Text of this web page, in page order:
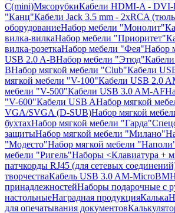
C(mini)МясорубкиКабели HDMI-A - DVI-
"Канц"Кабели Jack 3.5 mm - 2xRCA
оборудованиеНабор мебели "Монолит"
вилка-вилкаНабор мебели "Приоритет"
вилка-розеткаНабор мебели "Фея"Набор
USB 2.0 A-BНабор мебели "Этюд"
BНабор мягкой мебели "Club"Кабели
мягкой мебели "V-100"Кабели USB 2.0
мебели "V-500"Кабели USB 3.0 AM-AF
"V-600"Кабели USB AНабор мягкой
VGA/SVGA (D-SUB)Набор мягкой
бухтахНабор мягкой мебели "Гарда"
защитыНабор мягкой мебели "Милано"
"Модесто"Набор мягкой мебели
мебели "Ригель"Наборы <Клавиатура +
патчкорды RJ45 (для сетевых
творчестваКабель USB 3.0 AM-MicroBM
принадлежностейНаборы подарочные с
настольныеНаградная продукцияКалька
для опечатывания документов